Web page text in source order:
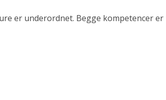
er underordnet. Begge kompetencer er